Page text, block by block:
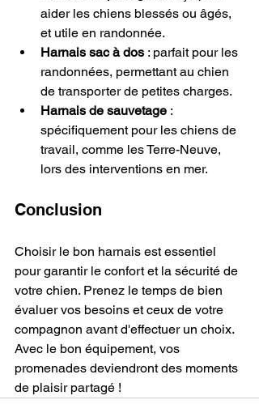
aider les chiens blessés ou âgés,
et utile en randonnée.
Harnais sac à dos : parfait pour les
randonnées, permettant au chien
de transporter de petites charges.
Harnais de sauvetage :
spécifiquement pour les chiens de
travail, comme les Terre-Neuve,
lors des interventions en mer.
Conclusion
Choisir le bon harnais est essentiel
pour garantir le confort et la sécurité de
votre chien. Prenez le temps de bien
évaluer vos besoins et ceux de votre
compagnon avant d'effectuer un choix.
Avec le bon équipement, vos
promenades deviendront des moments
de plaisir partagé !